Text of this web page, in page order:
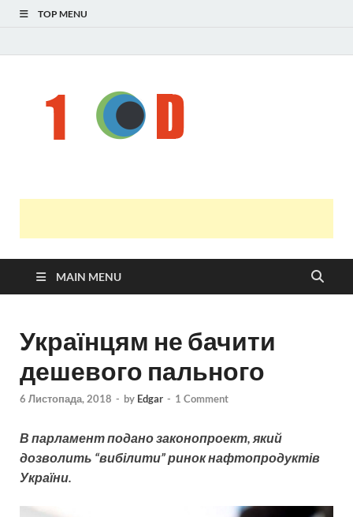
TOP MENU
MAIN MENU
Українцям не бачити
дешевого пального
6 Листопада, 2018 - by Edgar - 1 Comment
В парламент подано законопроект, який
дозволить “вибілити” ринок нафтопродуктів
України.